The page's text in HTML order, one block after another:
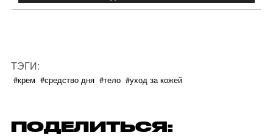
ТЭГИ:
#крем #средство дня #тело #уход за кожей
ПОДЕЛИТЬСЯ: